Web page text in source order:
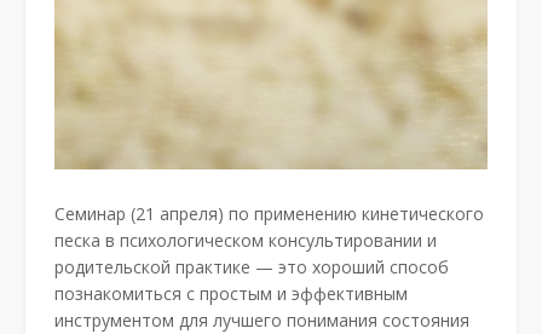
Семинар (21 апреля) по применению кинетического
песка в психологическом консультировании и
родительской практике — это хороший способ
познакомиться с простым и эффективным
инструментом для лучшего понимания состояния